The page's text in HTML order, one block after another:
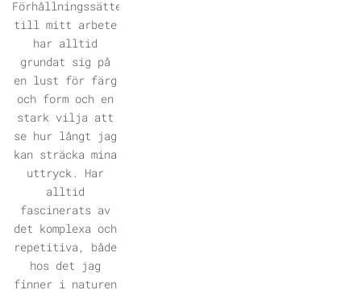
ÖPPNA GALLERI